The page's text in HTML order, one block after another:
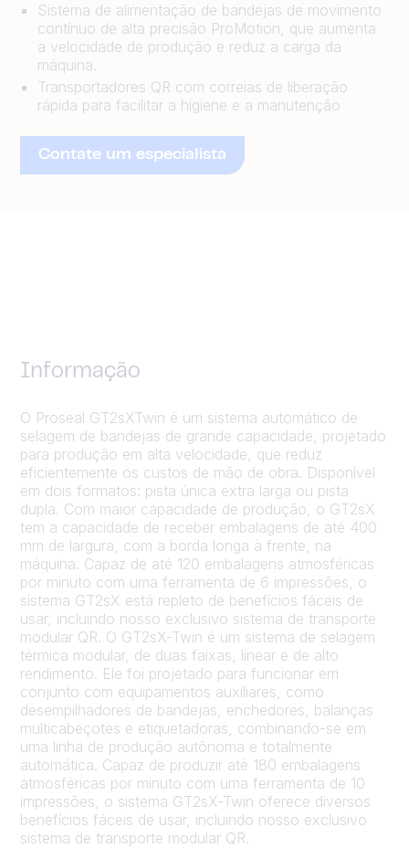
Sistema de alimentação de bandejas de movimento
contínuo de alta precisão ProMotion, que aumenta
a velocidade de produção e reduz a carga da
máquina.
Transportadores QR com correias de liberação
rápida para facilitar a higiene e a manutenção
Contate um especialista
Informação
O Proseal GT2sXTwin é um sistema automático de
selagem de bandejas de grande capacidade, projetado
para produção em alta velocidade, que reduz
eficientemente os custos de mão de obra. Disponível
em dois formatos: pista única extra larga ou pista
dupla. Com maior capacidade de produção, o GT2sX
tem a capacidade de receber embalagens de até 400
mm de largura, com a borda longa à frente, na
máquina. Capaz de até 120 embalagens atmosféricas
por minuto com uma ferramenta de 6 impressões, o
sistema GT2sX está repleto de benefícios fáceis de
usar, incluindo nosso exclusivo sistema de transporte
modular QR. O GT2sX-Twin é um sistema de selagem
térmica modular, de duas faixas, linear e de alto
rendimento. Ele foi projetado para funcionar em
conjunto com equipamentos auxiliares, como
desempilhadores de bandejas, enchedores, balanças
multicabeçotes e etiquetadoras, combinando-se em
uma linha de produção autônoma e totalmente
automática. Capaz de produzir até 180 embalagens
atmosféricas por minuto com uma ferramenta de 10
impressões, o sistema GT2sX-Twin oferece diversos
benefícios fáceis de usar, incluindo nosso exclusivo
sistema de transporte modular QR.